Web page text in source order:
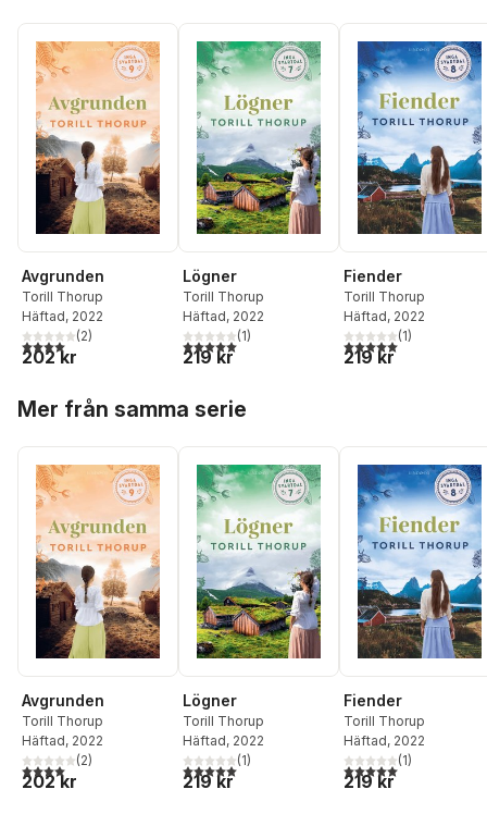
Avgrunden
Torill Thorup
Häftad, 2022
4,0utav 5 stjärnor. Totalt antal röster:
(2)
202 kr
Lögner
Torill Thorup
Häftad, 2022
5,0utav 5 stjärnor. Totalt antal röster:
(1)
219 kr
Fiender
Torill Thorup
Häftad, 2022
5,0utav 5 stjärnor.
(1)
219 kr
Mer från samma serie
Avgrunden
Torill Thorup
Häftad, 2022
4,0utav 5 stjärnor. Totalt antal röster:
(2)
202 kr
Lögner
Torill Thorup
Häftad, 2022
5,0utav 5 stjärnor. Totalt antal röster:
(1)
219 kr
Fiender
Torill Thorup
Häftad, 2022
5,0utav 5 stjärnor.
(1)
219 kr